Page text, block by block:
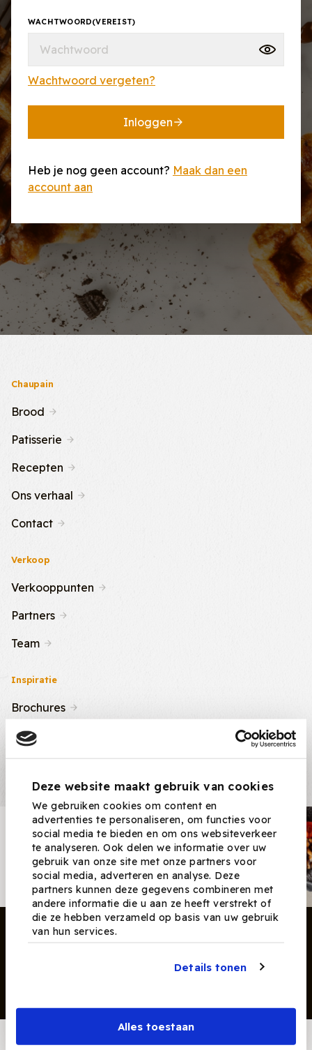
Deze website maakt gebruik van cookies
We gebruiken cookies om content en
advertenties te personaliseren, om functies voor
social media te bieden en om ons websiteverkeer
te analyseren. Ook delen we informatie over uw
gebruik van onze site met onze partners voor
social media, adverteren en analyse. Deze
partners kunnen deze gegevens combineren met
andere informatie die u aan ze heeft verstrekt of
die ze hebben verzameld op basis van uw gebruik
van hun services.
Details tonen
Alles toestaan
WACHTWOORD(VEREIST)
Wachtwoord vergeten?
Inloggen
Heb je nog geen account? Maak dan een
account aan
Chaupain
Brood
Patisserie
Recepten
Ons verhaal
Contact
Verkoop
Verkooppunten
Partners
Team
Inspiratie
Brochures
Nieuws & Tips
Recepten
Nieuwsbrief
Ontvang nieuwe recepten,
producten en tips maandelijks in